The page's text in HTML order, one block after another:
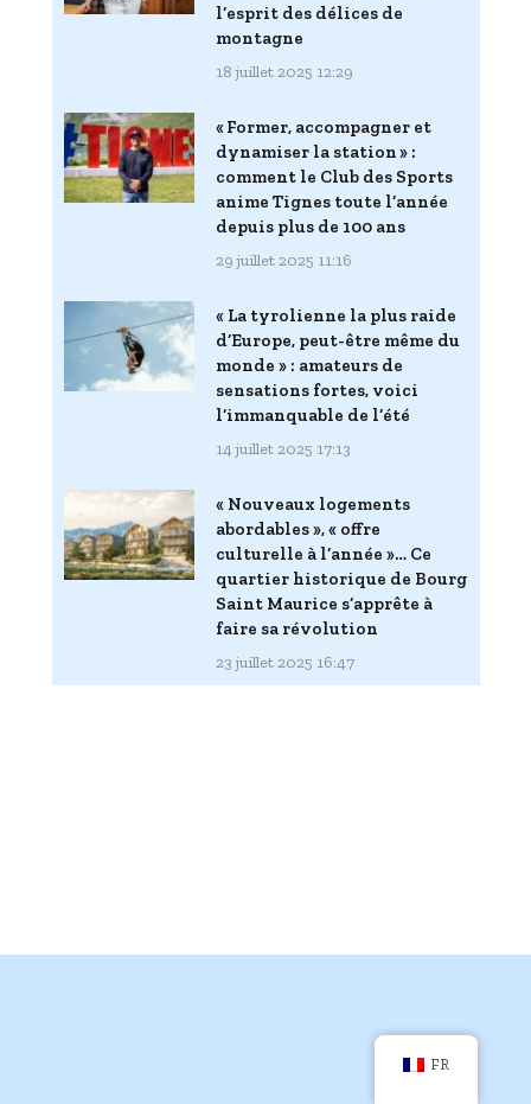
l’esprit des délices de
montagne
18 juillet 2025 12:29
« Former, accompagner et
dynamiser la station » :
comment le Club des Sports
anime Tignes toute l’année
depuis plus de 100 ans
29 juillet 2025 11:16
« La tyrolienne la plus raide
d’Europe, peut-être même du
monde » : amateurs de
sensations fortes, voici
l’immanquable de l’été
14 juillet 2025 17:13
« Nouveaux logements
abordables », « offre
culturelle à l’année »… Ce
quartier historique de Bourg
Saint Maurice s’apprête à
faire sa révolution
23 juillet 2025 16:47
FR